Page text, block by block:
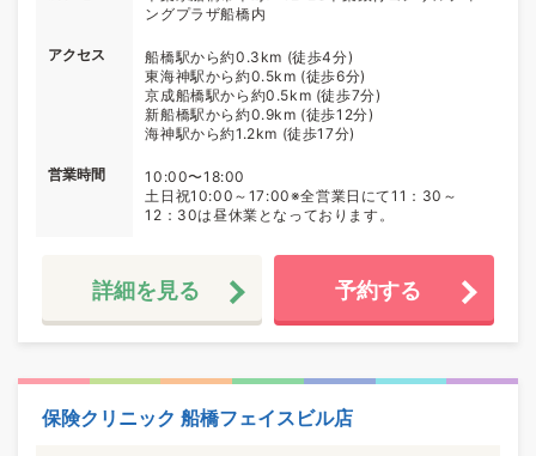
ングプラザ船橋内
アクセス
船橋駅から約0.3km (徒歩4分)
東海神駅から約0.5km (徒歩6分)
京成船橋駅から約0.5km (徒歩7分)
新船橋駅から約0.9km (徒歩12分)
海神駅から約1.2km (徒歩17分)
営業時間
10:00〜18:00
土日祝10:00～17:00※全営業日にて11：30～
12：30は昼休業となっております。
詳細を見る 予約する
保険クリニック 船橋フェイスビル店